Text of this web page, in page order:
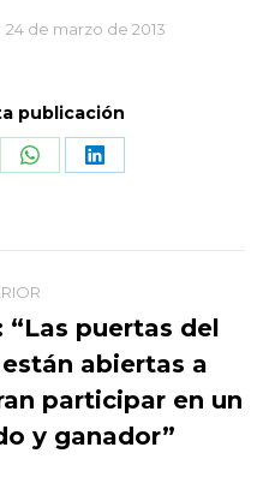
24 de marzo de 2013
publicación
Share Share
Publicación
anterior:
“Las puertas del
abiertas a
participar en un
y ganador”